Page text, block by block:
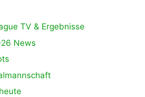
TV & Ergebnisse
News